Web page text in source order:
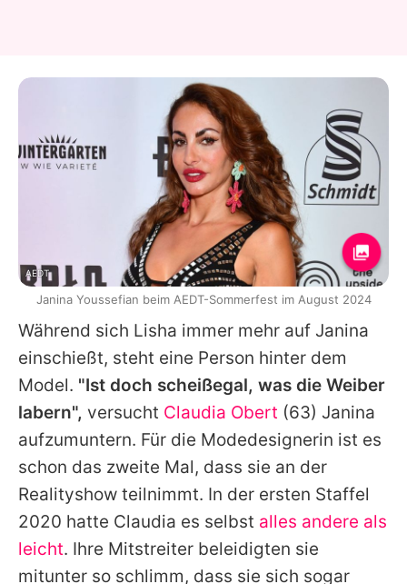
Während sich Lisha immer mehr auf Janina
einschießt, steht eine Person hinter dem
Model. "Ist doch scheißegal, was die Weiber
labern", versucht Claudia Obert (63) Janina
aufzumuntern. Für die Modedesignerin ist es
schon das zweite Mal, dass sie an der
Realityshow teilnimmt. In der ersten Staffel
2020 hatte Claudia es selbst alles andere als
leicht. Ihre Mitstreiter beleidigten sie
mitunter so schlimm, dass sie sich sogar
AEDT
Janina Youssefian beim AEDT-Sommerfest im August 2024